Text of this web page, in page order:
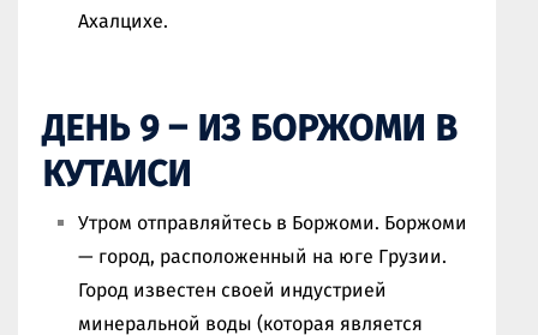
Ахалцихе.
ДЕНЬ 9 – ИЗ БОРЖОМИ В
КУТАИСИ
Утром отправляйтесь в Боржоми. Боржоми
— город, расположенный на юге Грузии.
Город известен своей индустрией
минеральной воды (которая является